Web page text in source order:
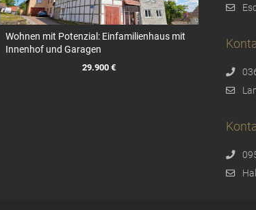
Wohnen mit Potenzial: Einfamilienhaus mit
Innenhof und Garagen
29.900 €